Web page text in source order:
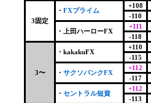
3固定
・ FXプライム
+108
-110
・上田ハーローFX
+111
-118
3〜
・kakakuFX
+110
-115
・ サクソバンクFX
+112
-117
・ セントラル短資
+112
-113